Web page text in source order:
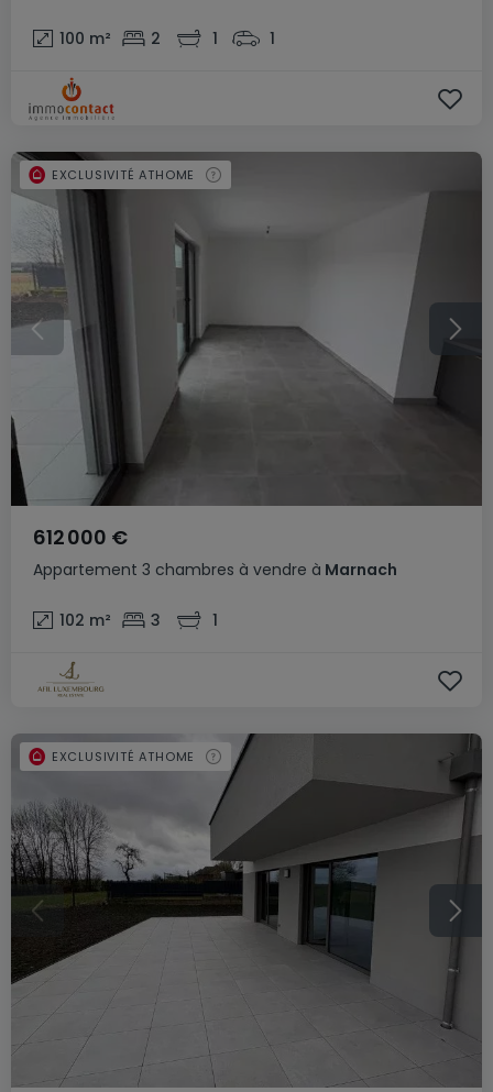
100 m² 2 1 1
Appartement 3 chambres à vendre à Marnach
612 000 €
102 m² 3 1
EXCLUSIVITÉ ATHOME
EXCLUSIVITÉ ATHOME